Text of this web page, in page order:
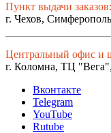
Пункт выдачи заказов:
г. Чехов,
Центральный офис и
г. Коломна, ТЦ
Вконтакте
Telegram
YouTube
Rutube